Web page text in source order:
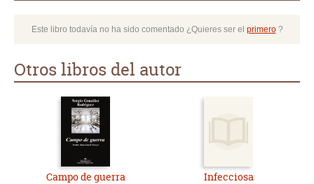
Este libro todavía no ha sido comentado ¿Quieres ser el primero?
Otros libros del autor
Campo de guerra Infecciosa